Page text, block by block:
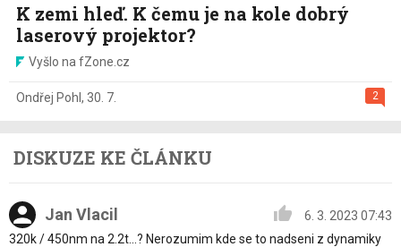
K zemi hleď. K čemu je na kole dobrý
laserový projektor?
Vyšlo na fZone.cz
2
Ondřej Pohl, 30. 7.
DISKUZE KE ČLÁNKU
Jan Vlacil
6. 3. 2023 07:43
320k / 450nm na 2.2t...? Nerozumim kde se to nadseni z dynamiky